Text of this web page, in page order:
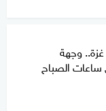
وجهة
ساعات الصباح